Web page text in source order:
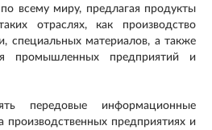
всему миру, предлагая продукты
отраслях, как производство
специальных материалов, а также
промышленных предприятий и
передовые информационные
производственных предприятиях и